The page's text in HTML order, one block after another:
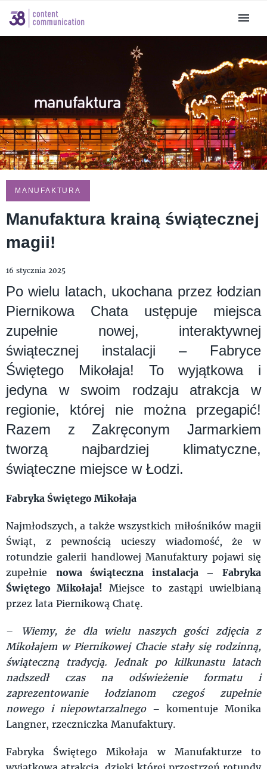
MANUFAKTURA
Manufaktura krainą świątecznej
magii!
16 stycznia 2025
Po wielu latach, ukochana przez łodzian
Piernikowa Chata ustępuje miejsca
zupełnie nowej, interaktywnej
świątecznej instalacji – Fabryce
Świętego Mikołaja! To wyjątkowa i
jedyna w swoim rodzaju atrakcja w
regionie, której nie można przegapić!
Razem z Zakręconym Jarmarkiem
tworzą najbardziej klimatyczne,
świąteczne miejsce w Łodzi.
Fabryka Świętego Mikołaja
Najmłodszych, a także wszystkich miłośników magii
Świąt, z pewnością ucieszy wiadomość, że w
rotundzie galerii handlowej Manufaktury pojawi się
zupełnie nowa świąteczna instalacja – Fabryka
Świętego Mikołaja! Miejsce to zastąpi uwielbianą
przez lata Piernikową Chatę.
–
Wiemy, że dla wielu naszych gości zdjęcia z
Mikołajem w Piernikowej Chacie stały się rodzinną,
świąteczną tradycją. Jednak po kilkunastu latach
nadszedł czas na odświeżenie formatu i
zaprezentowanie łodzianom czegoś zupełnie
nowego i niepowtarzalnego– komentuje Monika
Langner, rzeczniczka Manufaktury.
Fabryka Świętego Mikołaja w Manufakturze to